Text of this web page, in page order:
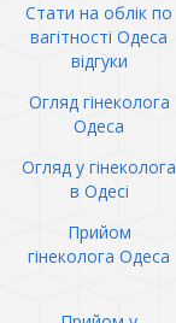
Стати на облік по
вагітності Одеса
відгуки
Огляд гінеколога
Одеса
Огляд у гінеколога
в Одесі
Прийом
гінеколога Одеса